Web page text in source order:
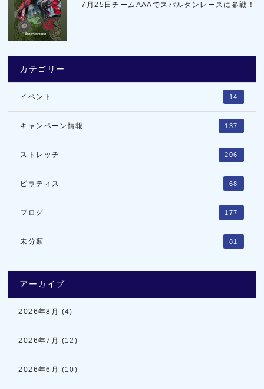
7月25日チームAAAでスパルタンレースに参戦！
カテゴリー
イベント 14
キャンペーン情報 137
ストレッチ 206
ピラティス 68
ブログ 177
未分類 81
アーカイブ
2026年8月 (4)
2026年7月 (12)
2026年6月 (10)